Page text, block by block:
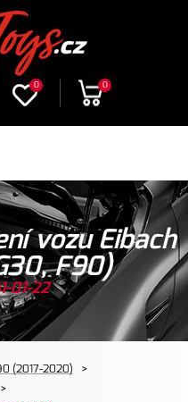
0 0
vozu Eibach
F90)
01-22
(2017-2020)
>
>